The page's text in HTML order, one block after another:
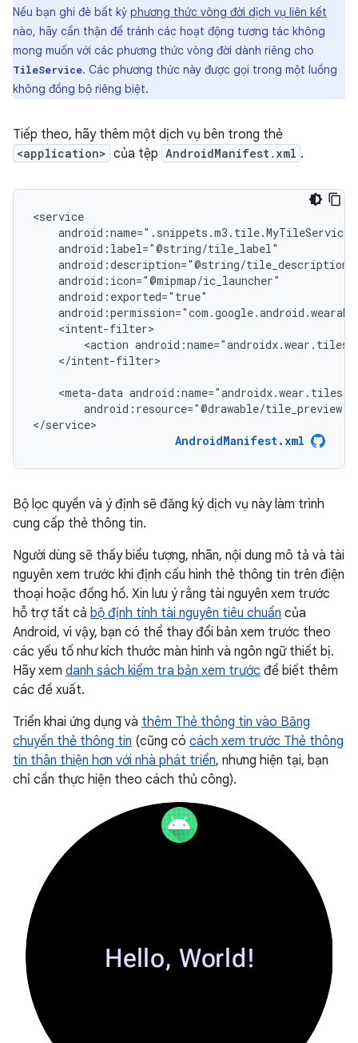
Nếu bạn ghi đè bất kỳ phương thức vòng đời dịch vụ liên kết
nào, hãy cẩn thận để tránh các hoạt động tương tác không
mong muốn với các phương thức vòng đời dành riêng cho
TileService. Các phương thức này được gọi trong một luồng
không đồng bộ riêng biệt.
Tiếp theo, hãy thêm một dịch vụ bên trong thẻ
<application> của tệp AndroidManifest.xml .
<action
</intent-filter>
<meta-data
android:resource="@drawable/tile_preview"
</service>
AndroidManifest.xml
Bộ lọc quyền và ý định sẽ đăng ký dịch vụ này làm trình
cung cấp thẻ thông tin.
Người dùng sẽ thấy biểu tượng, nhãn, nội dung mô tả và tài
nguyên xem trước khi định cấu hình thẻ thông tin trên điện
thoại hoặc đồng hồ. Xin lưu ý rằng tài nguyên xem trước
hỗ trợ tất cả bộ định tính tài nguyên tiêu chuẩn của
Android, vì vậy, bạn có thể thay đổi bản xem trước theo
các yếu tố như kích thước màn hình và ngôn ngữ thiết bị.
Hãy xem danh sách kiểm tra bản xem trước để biết thêm
các đề xuất.
Triển khai ứng dụng và thêm Thẻ thông tin vào Băng
chuyền thẻ thông tin (cũng có cách xem trước Thẻ thông
tin thân thiện hơn với nhà phát triển, nhưng hiện tại, bạn
chỉ cần thực hiện theo cách thủ công).